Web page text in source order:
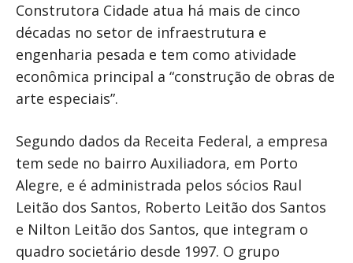
Construtora Cidade atua há mais de cinco
décadas no setor de infraestrutura e
engenharia pesada e tem como atividade
econômica principal a “construção de obras de
arte especiais”.
Segundo dados da Receita Federal, a empresa
tem sede no bairro Auxiliadora, em Porto
Alegre, e é administrada pelos sócios Raul
Leitão dos Santos, Roberto Leitão dos Santos
e Nilton Leitão dos Santos, que integram o
quadro societário desde 1997. O grupo